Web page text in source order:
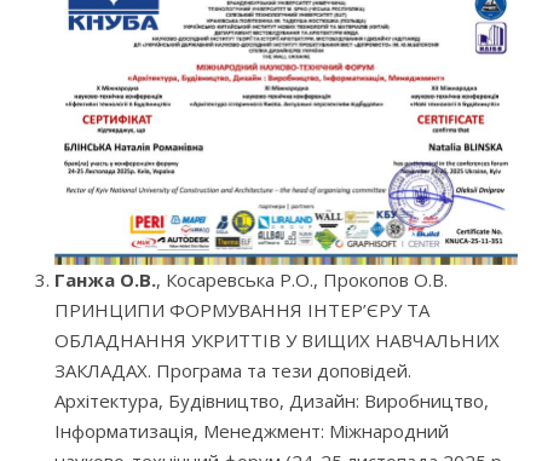
Ганжа О.В., Косаревська Р.О., Прокопов О.В.
ПРИНЦИПИ ФОРМУВАННЯ ІНТЕР’ЄРУ ТА
ОБЛАДНАННЯ УКРИТТІВ У ВИЩИХ НАВЧАЛЬНИХ
ЗАКЛАДАХ. Програма та тези доповідей.
Архітектура, Будівництво, Дизайн: Виробництво,
Інформатизація, Менеджмент: Міжнародний